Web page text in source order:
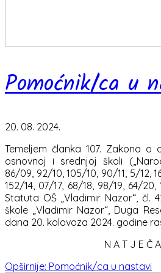
Pomoćnik/ca u
20. 08. 2024.
Temeljem članka 107. Zakona
osnovnoj i srednjoj školi
86/09, 92/10, 105/10, 90/11, 5/12,
152/14, 07/17, 68/18, 98/19, 64/
Statuta OŠ „Vladimir Nazor“, čl.
škole „Vladimir Nazor“, Duga
dana 20. kolovoza 2024. godine
N A T J E Č
Opširnije: Pomoćnik/ca u nastavi